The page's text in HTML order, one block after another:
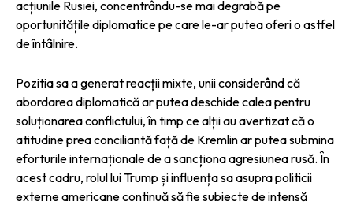
acțiunile Rusiei, concentrându-se mai degrabă pe
oportunitățile diplomatice pe care le-ar putea oferi o astfel
de întâlnire.
Pozitia sa a generat reacții mixte, unii considerând că
abordarea diplomatică ar putea deschide calea pentru
soluționarea conflictului, în timp ce alții au avertizat că o
atitudine prea conciliantă față de Kremlin ar putea submina
eforturile internaționale de a sancționa agresiunea rusă. În
acest cadru, rolul lui Trump și influența sa asupra politicii
externe americane continuă să fie subiecte de intensă